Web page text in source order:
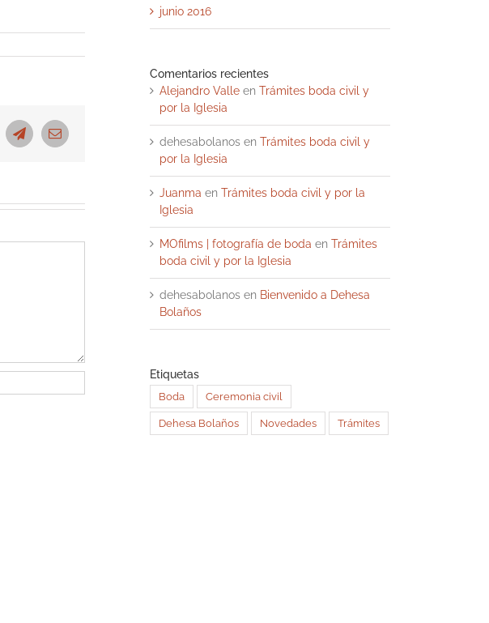
TelegramCorreo
electrónico
junio 2016
Comentarios recientes
Alejandro Valle en Trámites boda civil y
por la Iglesia
dehesabolanos en Trámites boda civil y
por la Iglesia
Juanma en Trámites boda civil y por la
Iglesia
MOfilms | fotografía de boda en Trámites
boda civil y por la Iglesia
dehesabolanos en Bienvenido a Dehesa
Bolaños
Etiquetas
Boda Ceremonia civil
Dehesa Bolaños Novedades Trámites